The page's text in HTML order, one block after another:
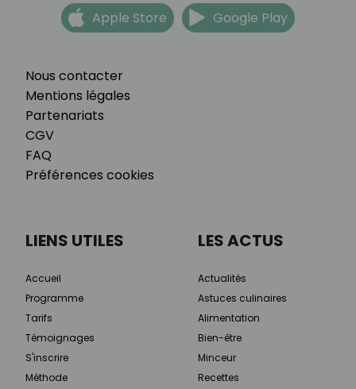
Nous contacter
Mentions légales
Partenariats
CGV
FAQ
Préférences cookies
Apple Store Google Play
LIENS UTILES
Accueil
Programme
Tarifs
Témoignages
S'inscrire
Méthode
LES ACTUS
Actualités
Astuces culinaires
Alimentation
Bien-être
Minceur
Recettes